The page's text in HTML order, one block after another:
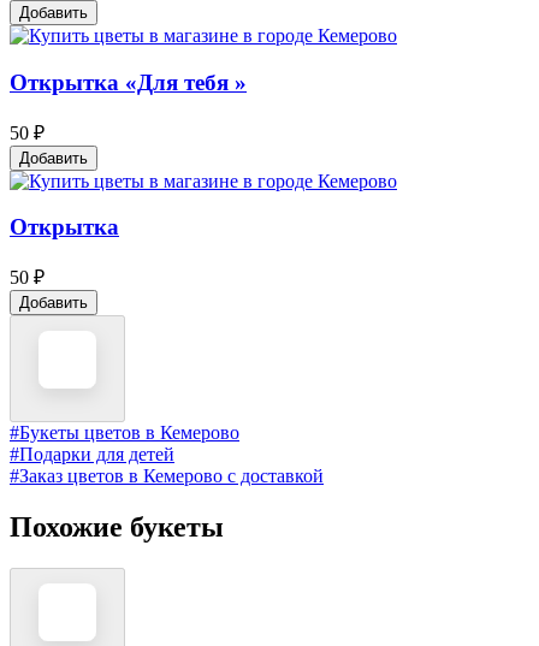
Добавить
Открытка «Для тебя »
50 ₽
Добавить
Открытка
50 ₽
Добавить
#Букеты цветов в Кемерово
#Подарки для детей
#Заказ цветов в Кемерово с доставкой
Похожие букеты